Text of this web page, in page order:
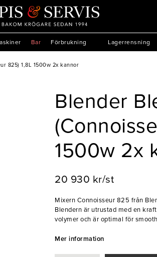
Bar Förbrukning Lagerrensning
825) 1,8L 1500w 2x kannor
Blender
1500w 2x
20 930 kr/st
Mixern Connoisseur 825 från
Blendern är utrustad med en
volymer och är optimal för
populära recept med perfektion.
Mer information